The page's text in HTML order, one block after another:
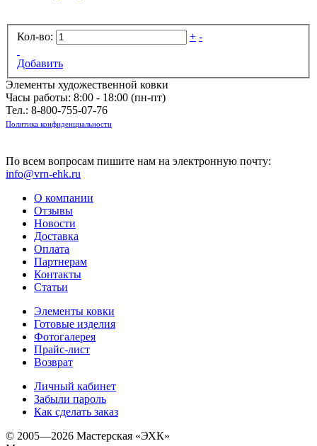
Кол-во: + -
Добавить
Элементы художественной ковки
Часы работы: 8:00 - 18:00 (пн-пт)
Тел.: 8-800-755-07-76
Политика конфиденциальности
По всем вопросам пишите нам на электронную почту:
info@vrn-ehk.ru
О компании
Отзывы
Новости
Доставка
Оплата
Партнерам
Контакты
Статьи
Элементы ковки
Готовые изделия
Фотогалерея
Прайс-лист
Возврат
Личный кабинет
Забыли пароль
Как сделать заказ
© 2005—2026 Мастерская «ЭХК»